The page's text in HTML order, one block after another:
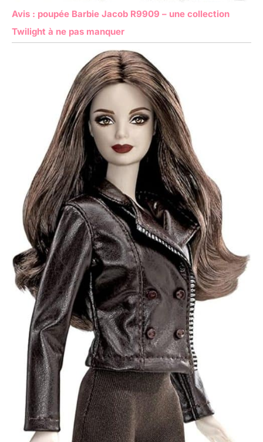
Avis : poupée Barbie Jacob R9909 – une collection
Twilight à ne pas manquer